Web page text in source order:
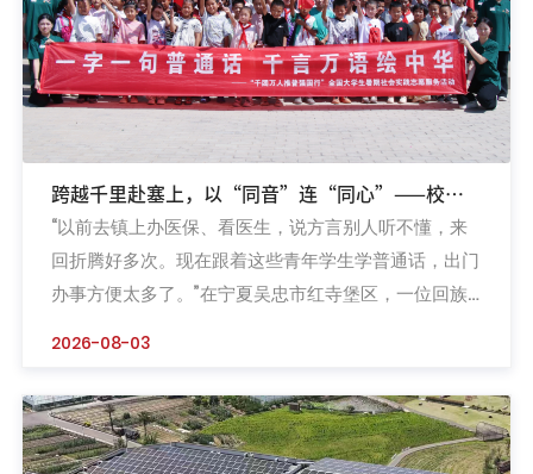
跨越千里赴塞上，以“同音”连“同心”——校团
委“守望相助·同心筑梦”团队在宁夏书写推普实践
青春答卷
“以前去镇上办医保、看医生，说方言别人听不懂，来
回折腾好多次。现在跟着这些青年学生学普通话，出门
办事方便太多了。”在宁夏吴忠市红寺堡区，一位回族
行志愿服务团的学生感慨道。一句朴素的话语，道出了
这场跨越千里的暑期实践最真实的意义。2026年是全
国“千团万人推普强国行”专项实践深入推进之年。7月
2026-08-03